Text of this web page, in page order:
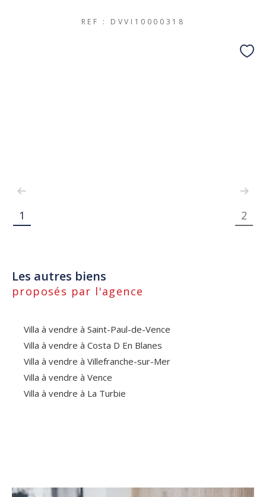
REF : DVVI10000318
1 2
Les autres biens
proposés par l'agence
Villa à vendre à Saint-Paul-de-Vence
Villa à vendre à Costa D En Blanes
Villa à vendre à Villefranche-sur-Mer
Villa à vendre à Vence
Villa à vendre à La Turbie